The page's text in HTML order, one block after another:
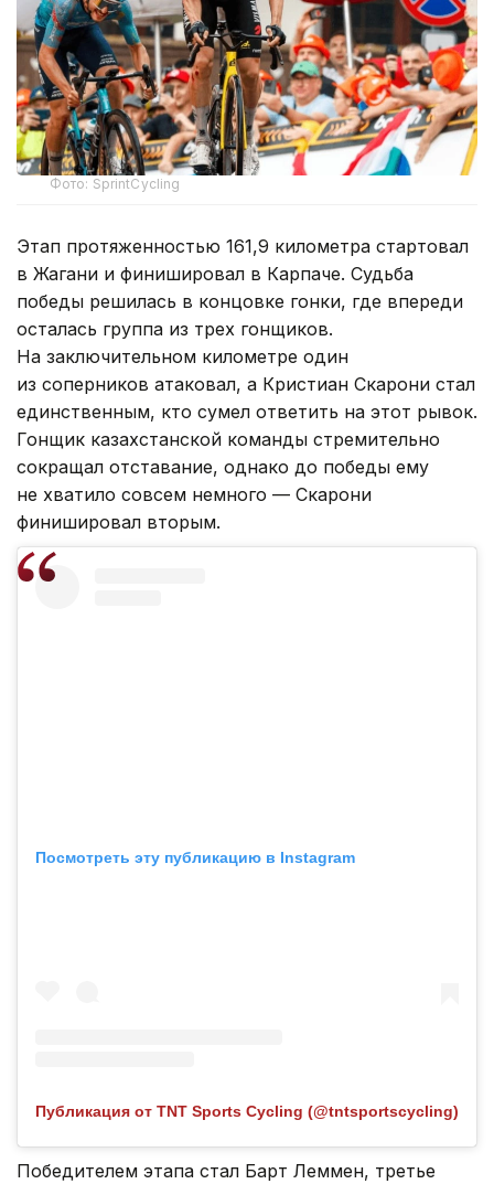
Фото: SprintCycling
Этап протяженностью 161,9 километра стартовал
в Жагани и финишировал в Карпаче. Судьба
победы решилась в концовке гонки, где впереди
осталась группа из трех гонщиков.
На заключительном километре один
из соперников атаковал, а Кристиан Скарони стал
единственным, кто сумел ответить на этот рывок.
Гонщик казахстанской команды стремительно
сокращал отставание, однако до победы ему
не хватило совсем немного — Скарони
финишировал вторым.
Посмотреть эту публикацию в Instagram
Публикация от TNT Sports Cycling (@tntsportscycling)
Победителем этапа стал Барт Леммен, третье